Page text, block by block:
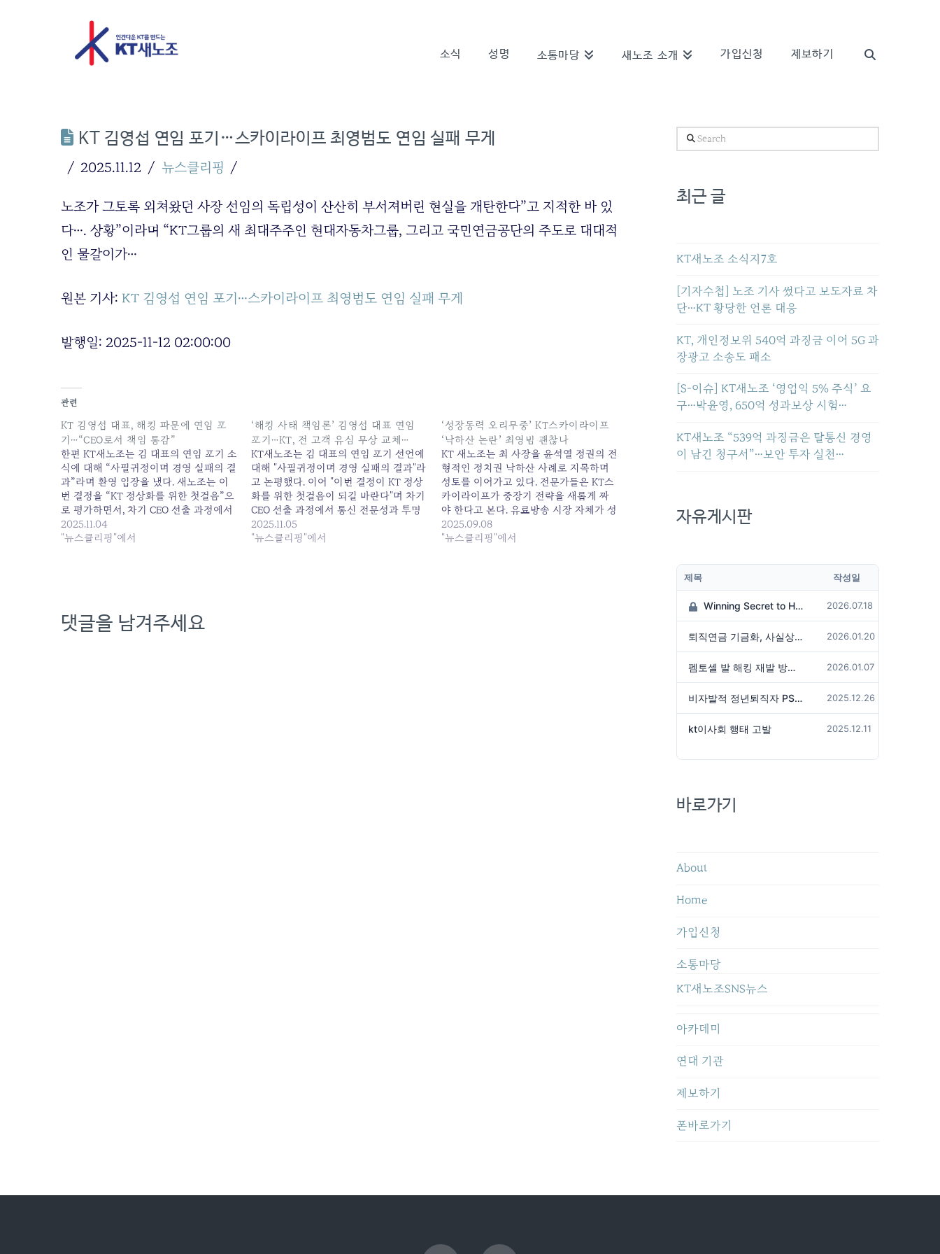
소식 성명 소통마당 새노조 소개 가입신청 제보하기
KT 김영섭 연임 포기…스카이라이프 최영범도 연임 실패 무게
2025.11.12 뉴스클리핑
노조가 그토록 외쳐왔던 사장 선임의 독립성이 산산히 부서져버린 현실을 개탄한다”고 지적한 바 있
다…. 상황”이라며 “KT그룹의 새 최대주주인 현대자동차그룹, 그리고 국민연금공단의 주도로 대대적
인 물갈이가…
원본 기사: KT 김영섭 연임 포기…스카이라이프 최영범도 연임 실패 무게
발행일: 2025-11-12 02:00:00
관련
KT 김영섭 대표, 해킹 파문에 연임 포
기…“CEO로서 책임 통감”
한편 KT새노조는 김 대표의 연임 포기 소
식에 대해 “사필귀정이며 경영 실패의 결
과”라며 환영 입장을 냈다. 새노조는 이
번 결정을 “KT 정상화를 위한 첫걸음”으
로 평가하면서, 차기 CEO 선출 과정에서
통신 전문성... 원본 기사: KT 김영섭 대
표, 해킹 파문에 연임 포기…“CEO로서 책
2025.11.04
"뉴스클리핑"에서
‘해킹 사태 책임론’ 김영섭 대표 연임
포기…KT, 전 고객 유심 무상 교체…
KT새노조는 김 대표의 연임 포기 선언에
대해 "사필귀정이며 경영 실패의 결과"라
고 논평했다. 이어 "이번 결정이 KT 정상
화를 위한 첫걸음이 되길 바란다"며 차기
CEO 선출 과정에서 통신 전문성과 투명
성 확보, 낙하산... 원본 기사: '해킹 사태
책임론' 김영섭 대표 연임 포기…KT, 전
2025.11.05
"뉴스클리핑"에서
‘성장동력 오리무중’ KT스카이라이프
‘낙하산 논란’ 최영범 괜찮나
KT 새노조는 최 사장을 윤석열 정권의 전
형적인 정치권 낙하산 사례로 지목하며
성토를 이어가고 있다. 전문가들은 KT스
카이라이프가 중장기 전략을 새롭게 짜
야 한다고 본다. 유료방송 시장 자체가 성
장 한계에 직면한... 원본 기사: '성장동력
오리무중' KT스카이라이프 '낙하산 논란'
2025.09.08
"뉴스클리핑"에서
댓글을 남겨주세요
Search
최근 글
KT새노조 소식지7호
[기자수첩] 노조 기사 썼다고 보도자료 차
단…KT 황당한 언론 대응
KT, 개인정보위 540억 과징금 이어 5G 과
장광고 소송도 패소
[S-이슈] KT새노조 ‘영업익 5% 주식’ 요
구…박윤영, 650억 성과보상 시험…
KT새노조 “539억 과징금은 탈통신 경영
이 남긴 청구서”…보안 투자 실천…
자유게시판
제목 작성일
Winning Secret to Hit the Jackpot! 2026.07.18
퇴직연금 기금화, 사실상 국가가 관리하겠다는 것인가? 2026.01.20
펨토셀 발 해킹 재발 방지 위해서는 2026.01.07
비자발적 정년퇴직자 PS성과급 미지급은 임금체불 아닌가? 2025.12.26
kt이사회 행태 고발 2025.12.11
바로가기
About
Home
가입신청
소통마당
KT새노조SNS뉴스
아카데미
연대 기관
제보하기
폰바로가기